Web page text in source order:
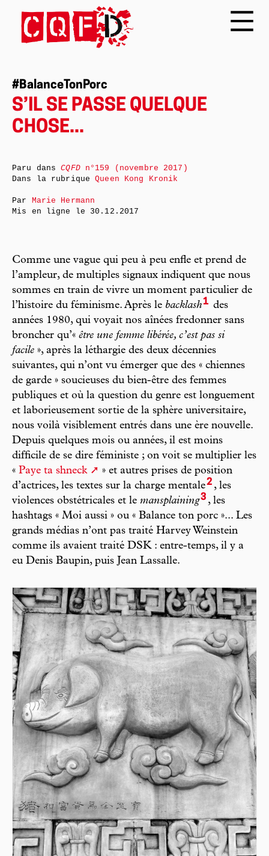
#BalanceTonPorc
S’IL SE PASSE QUELQUE
CHOSE...
Comme une vague qui peu à peu enfle et prend de
l’ampleur, de multiples signaux indiquent que nous
sommes en train de vivre un moment particulier de
l’histoire du féminisme. Après le backlash1 des
années 1980, qui voyait nos aînées fredonner sans
broncher qu’« être une femme libérée, c’est pas si
facile », après la léthargie des deux décennies
suivantes, qui n’ont vu émerger que des « chiennes
de garde » soucieuses du bien-être des femmes
publiques et où la question du genre est longuement
et laborieusement sortie de la sphère universitaire,
nous voilà visiblement entrés dans une ère nouvelle.
Depuis quelques mois ou années, il est moins
difficile de se dire féministe ; on voit se multiplier les
« Paye ta shneck
» et autres prises de position
d’actrices, les textes sur la charge mentale2 , les
violences obstétricales et le mansplaining3 , les
hashtags « Moi aussi » ou « Balance ton porc »... Les
grands médias n’ont pas traité Harvey Weinstein
comme ils avaient traité DSK : entre-temps, il y a
eu Denis Baupin, puis Jean Lassalle.
Paru dansCQFDn°159 (novembre 2017)
Dans la rubriqueQueen Kong Kronik
Par Marie Hermann
Mis en ligne le 30.12.2017